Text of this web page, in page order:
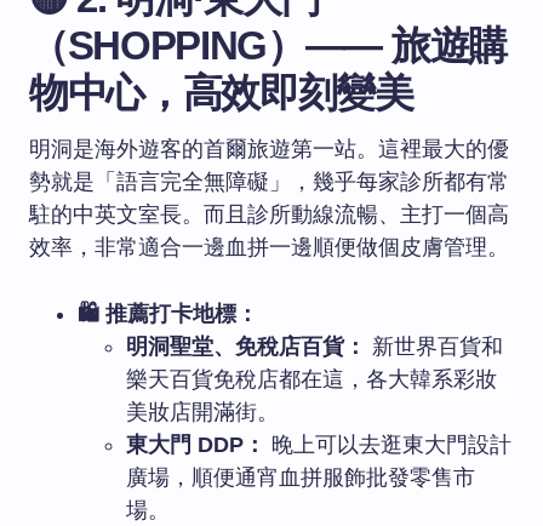
（SHOPPING）—— 旅遊購
物中心，高效即刻變美
明洞是海外遊客的首爾旅遊第一站。這裡最大的優
勢就是「語言完全無障礙」，幾乎每家診所都有常
駐的中英文室長。而且診所動線流暢、主打一個高
效率，非常適合一邊血拼一邊順便做個皮膚管理。
🛍️ 推薦打卡地標：
明洞聖堂、免稅店百貨：
新世界百貨和
樂天百貨免稅店都在這，各大韓系彩妝
美妝店開滿街。
東大門 DDP：
晚上可以去逛東大門設計
廣場，順便通宵血拼服飾批發零售市
場。